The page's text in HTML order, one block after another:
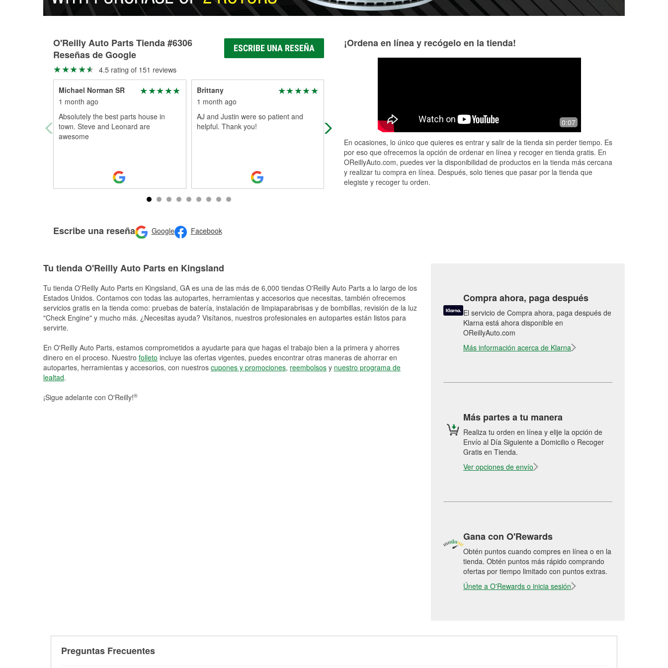
O'Reilly Auto Parts Tienda #6306
Reseñas de Google
ESCRIBE UNA RESEÑA
4.5 rating of 151 reviews
Michael Norman SR
1 month ago
Absolutely the best parts house in
town. Steve and Leonard are
awesome
Brittany
1 month ago
AJ and Justin were so patient and
helpful. Thank you!
A few weeks ago I was having
charging problems with my
46ft.trailer also. I called ahead and
they made room for...Read More
Todd at the Kingsland, GA location
saved the day! Excellent customer
tag off and
Escribe una reseña Google Facebook
¡Ordena en línea y recógelo en la tienda!
0:07
En ocasiones, lo único que quieres es entrar y salir de la tienda sin perder tiempo. Es
por eso que ofrecemos la opción de ordenar en línea y recoger en tienda gratis. En
OReillyAuto.com, puedes ver la disponibilidad de productos en la tienda más cercana
y realizar tu compra en línea. Después, solo tienes que pasar por la tienda que
elegiste y recoger tu orden.
Tu tienda O'Reilly Auto Parts en Kingsland
Tu tienda O'Reilly Auto Parts en Kingsland, GA es una de las más de 6,000 tiendas O'Reilly Auto Parts a lo largo de los
Estados Unidos. Contamos con todas las autopartes, herramientas y accesorios que necesitas, también ofrecemos
servicios gratis en la tienda como: pruebas de batería, instalación de limpiaparabrisas y de bombillas, revisión de la luz
"Check Engine" y mucho más. ¿Necesitas ayuda? Visítanos, nuestros profesionales en autopartes están listos para
servirte.
En O'Reilly Auto Parts, estamos comprometidos a ayudarte para que hagas el trabajo bien a la primera y ahorres
dinero en el proceso. Nuestro folleto incluye las ofertas vigentes, puedes encontrar otras maneras de ahorrar en
autopartes, herramientas y accesorios, con nuestros cupones y promociones, reembolsos y nuestro programa de
lealtad.
¡Sigue adelante con O'Reilly!®
Compra ahora, paga después
El servicio de Compra ahora, paga después de
Klarna está ahora disponible en
OReillyAuto.com
Más información acerca de Klarna
Más partes a tu manera
Realiza tu orden en línea y elije la opción de
Envío al Día Siguiente a Domicilio o Recoger
Gratis en Tienda.
Ver opciones de envío
Gana con O'Rewards
Obtén puntos cuando compres en línea o en la
tienda. Obtén puntos más rápido comprando
ofertas por tiempo limitado con puntos extras.
Únete a O'Rewards o inicia sesión
Preguntas Frecuentes